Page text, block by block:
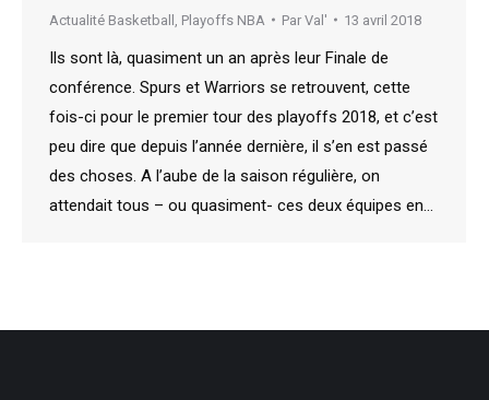
Actualité Basketball Playoffs NBA Par Val' 13 avril 2018
Ils sont là, quasiment un an après leur Finale de
conférence. Spurs et Warriors se retrouvent, cette
fois-ci pour le premier tour des playoffs 2018, et c’est
peu dire que depuis l’année dernière, il s’en est passé
des choses. A l’aube de la saison régulière, on
attendait tous – ou quasiment- ces deux équipes en…